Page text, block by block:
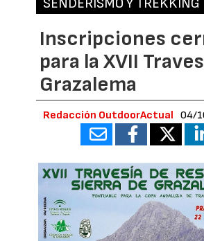
SENDERISMO Y TREKKING
Inscripciones
para la XVII
Grazalema
Redacción OutdoorActual 04/